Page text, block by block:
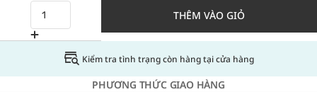
THÊM VÀO GIỎ
Kiểm tra tình trạng còn hàng tại cửa hàng
PHƯƠNG THỨC GIAO HÀNG